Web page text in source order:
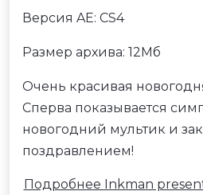
Версия AE: CS4
Размер архива: 12Мб
Очень красивая
Сперва показывается
новогодний мультик и
поздравлением!
Подробнее Inkman